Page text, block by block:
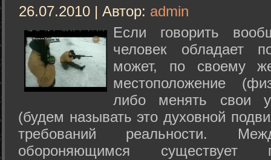
26.07.2010 | Автор: admin
Если говорить
человек обладает
может, по своему
местоположение
либо менять свои
(будем называть это духовной
требований реальности.
обороняющимся существует